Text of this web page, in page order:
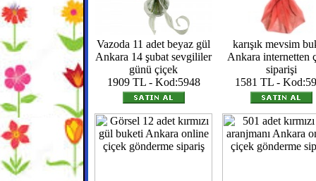
Vazoda 11 adet beyaz gül
Ankara 14 şubat sevgililer
günü çiçek
1909 TL - Kod:5948
karışık mevsim
Ankara internetten
siparişi
1581 TL -